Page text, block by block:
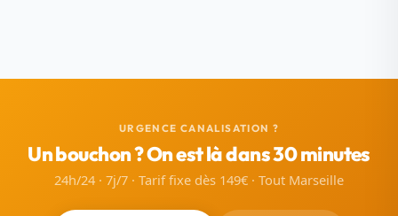
URGENCE CANALISATION ?
Un bouchon ? On est là dans 30 minutes
24h/24 · 7j/7 · Tarif fixe dès 149€ · Tout Marseille